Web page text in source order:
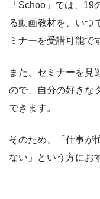
「Schoo」では、
る動画教材を、いつ
ミナーを受講可能で
また、セミナーを見
ので、自分の好きな
できます。
そのため、「仕事が
ない」という方にお